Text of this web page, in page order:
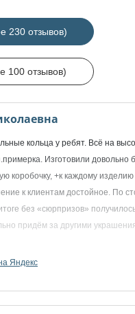
230 отзывов)
100 отзывов)
кольца у ребят. Всё на
Изготовили довольно
коробочку, +к каждому
к клиентам достойное. По
без «сюрпризов»
придём за другими
Яндекс